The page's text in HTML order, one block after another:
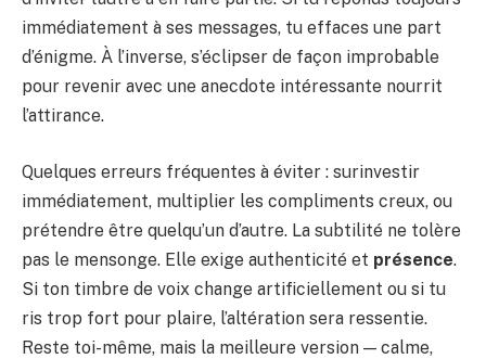
immédiatement à ses messages, tu effaces une part
d’énigme. À l’inverse, s’éclipser de façon improbable
pour revenir avec une anecdote intéressante nourrit
l’attirance.
Quelques erreurs fréquentes à éviter : surinvestir
immédiatement, multiplier les compliments creux, ou
prétendre être quelqu’un d’autre. La subtilité ne tolère
pas le mensonge. Elle exige authenticité et présence.
Si ton timbre de voix change artificiellement ou si tu
ris trop fort pour plaire, l’altération sera ressentie.
Reste toi-même, mais la meilleure version — calme,